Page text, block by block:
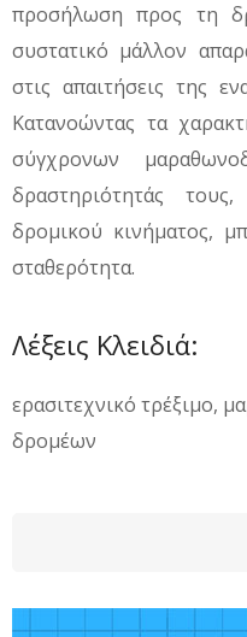
προσήλωση προς τη
συστατικό μάλλον
στις απαιτήσεις της
Κατανοώντας τα
σύγχρονων
δραστηριότητάς
δρομικού κινήματος,
σταθερότητα.
Λέξεις Κλειδιά:
ερασιτεχνικό τρέξιμο,
δρομέων